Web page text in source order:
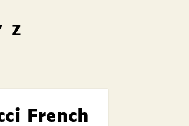
Z
French